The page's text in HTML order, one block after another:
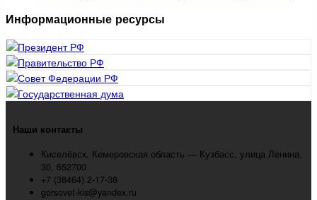
Информационные ресурсы
Наши контакты
Киселёвск, Кемеровская область — Кузбасс, улица Ленина,
30, 652700
+7 (38464) 2-17-38
gorsovet-kis@yandex.ru